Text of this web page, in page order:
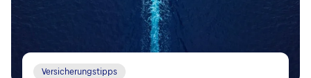
Versicherungstipps